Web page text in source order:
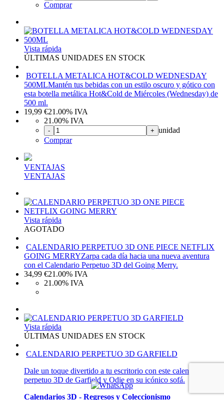
Comprar
Vista rápida
ÚLTIMAS UNIDADES EN STOCK
BOTELLA METALICA HOT&COLD WEDNESDAY
500MLMantén tus bebidas con un estilo oscuro y gótico con
esta botella metálica Hot&Cold de Miércoles (Wednesday) de
500 ml.
19,99 €21.00% IVA
21.00% IVA
- + unidad
Comprar
VENTAJAS
VENTAJAS
Vista rápida
AGOTADO
CALENDARIO PERPETUO 3D ONE PIECE NETFLIX
GOING MERRYZarpa cada día hacia una nueva aventura
con el Calendario Perpetuo 3D del Going Merry.
34,99 €21.00% IVA
21.00% IVA
Vista rápida
ÚLTIMAS UNIDADES EN STOCK
CALENDARIO PERPETUO 3D GARFIELD
Dale un toque divertido a tu escritorio con este calendario
perpetuo 3D de Garfield y Odie en su icónico sofá.
Calendarios 3D - Regresos y Coleccionismo